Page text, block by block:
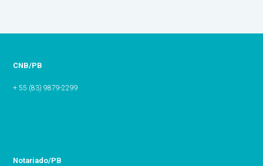
CNB/PB
+ 55 (83) 9879-2299
Notariado/PB